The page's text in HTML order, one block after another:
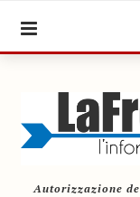
Autorizzazione